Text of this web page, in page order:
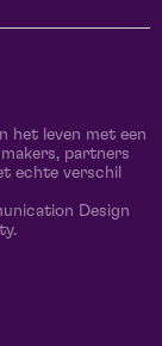
het leven met een
partners
echte verschil
Design